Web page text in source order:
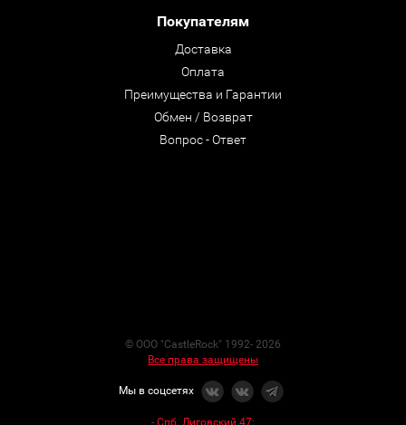
Покупателям
Доставка
Оплата
Преимущества и Гарантии
Обмен / Возврат
Вопрос - Ответ
© ООО "CastleRock" 1992- 2026
Все права защищены
Мы в соцсетях
- Спб. Лиговский 47: